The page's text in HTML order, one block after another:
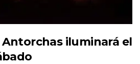
Antorchas iluminará el